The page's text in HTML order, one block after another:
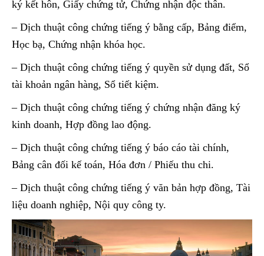
ký kết hôn, Giấy chứng tử, Chứng nhận độc thân.
– Dịch thuật công chứng tiếng ý bằng cấp, Bảng điểm,
Học bạ, Chứng nhận khóa học.
– Dịch thuật công chứng tiếng ý quyền sử dụng đất, Sổ
tài khoản ngân hàng, Sổ tiết kiệm.
– Dịch thuật công chứng tiếng ý chứng nhận đăng ký
kinh doanh, Hợp đồng lao động.
– Dịch thuật công chứng tiếng ý báo cáo tài chính,
Bảng cân đối kế toán, Hóa đơn / Phiếu thu chi.
– Dịch thuật công chứng tiếng ý văn bản hợp đồng, Tài
liệu doanh nghiệp, Nội quy công ty.